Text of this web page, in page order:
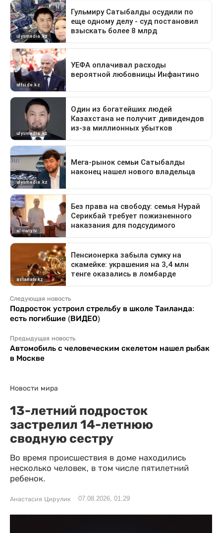
Следующая новость
Подросток устроил стрельбу в школе Таиланда:
есть погибшие (ВИДЕО)
Предыдущая новость
Автомобиль с человеческим скелетом нашел рыбак
в Москве
Новости мира
13-летний подросток
застрелил 14-летнюю
сводную сестру
Во время происшествия в доме находились
несколько человек, в том числе пятилетний
ребенок.
Анастасия Цирулик 07.08.2026, 01:29